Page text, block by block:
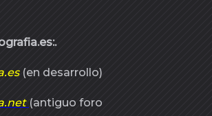
(en desarrollo)
(antiguo foro